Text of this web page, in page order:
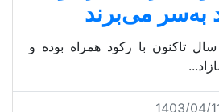
به‌سر می‌برند
سال ‌تاکنون با رکود همراه بوده و
1403/04/